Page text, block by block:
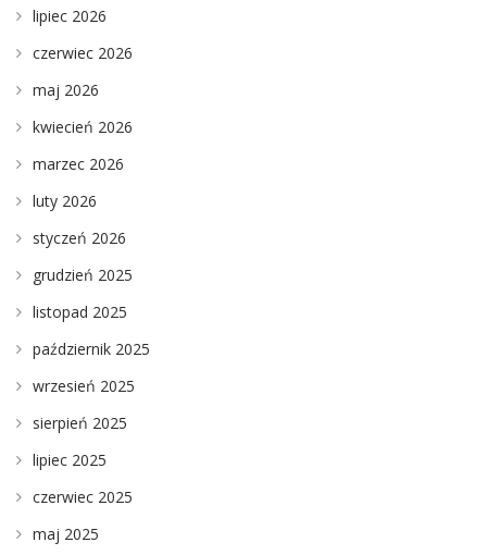
lipiec 2026
czerwiec 2026
maj 2026
kwiecień 2026
marzec 2026
luty 2026
styczeń 2026
grudzień 2025
listopad 2025
październik 2025
wrzesień 2025
sierpień 2025
lipiec 2025
czerwiec 2025
maj 2025